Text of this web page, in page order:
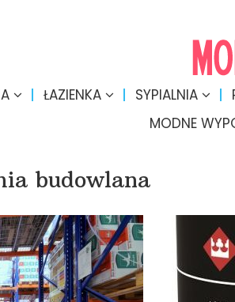
ŁAZIENKA SYPIALNIA
MODNE
budowlana